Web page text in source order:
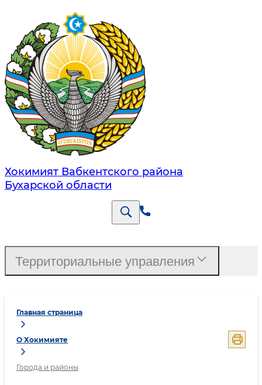
Хокимият Вабкентского района
Бухарской области
Главная страница
О Хокимияте
Города и районы
Территориальные управления